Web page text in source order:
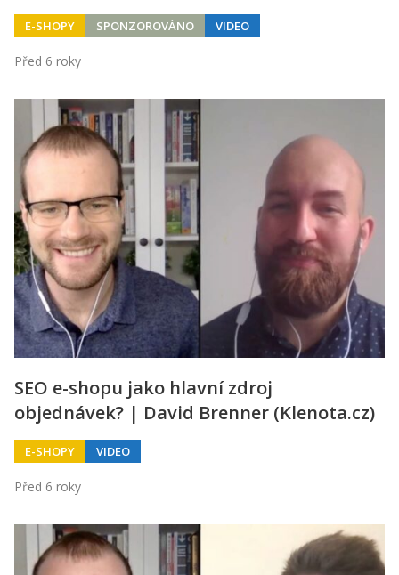
E-SHOPY SPONZOROVÁNO VIDEO
Před 6 roky
SEO e-shopu jako hlavní zdroj
objednávek? | David Brenner (Klenota.cz)
E-SHOPY VIDEO
Před 6 roky